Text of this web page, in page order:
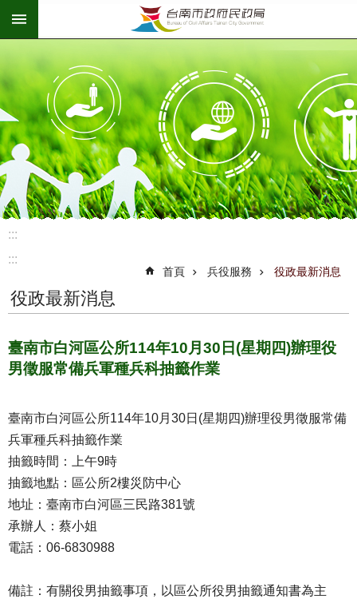
跳到主要內容區塊
:::
:::
首頁 兵役服務 役政最新消息
役政最新消息
臺南市白河區公所114年10月30日(星期四)辦理役
男徵服常備兵軍種兵科抽籤作業
臺南市白河區公所114年10月30日(星期四)辦理役男徵服常備
兵軍種兵科抽籤作業
抽籤時間：上午9時
抽籤地點：區公所2樓災防中心
地址：臺南市白河區三民路381號
承辦人：蔡小姐
電話：06-6830988
備註：有關役男抽籤事項，以區公所役男抽籤通知書為主